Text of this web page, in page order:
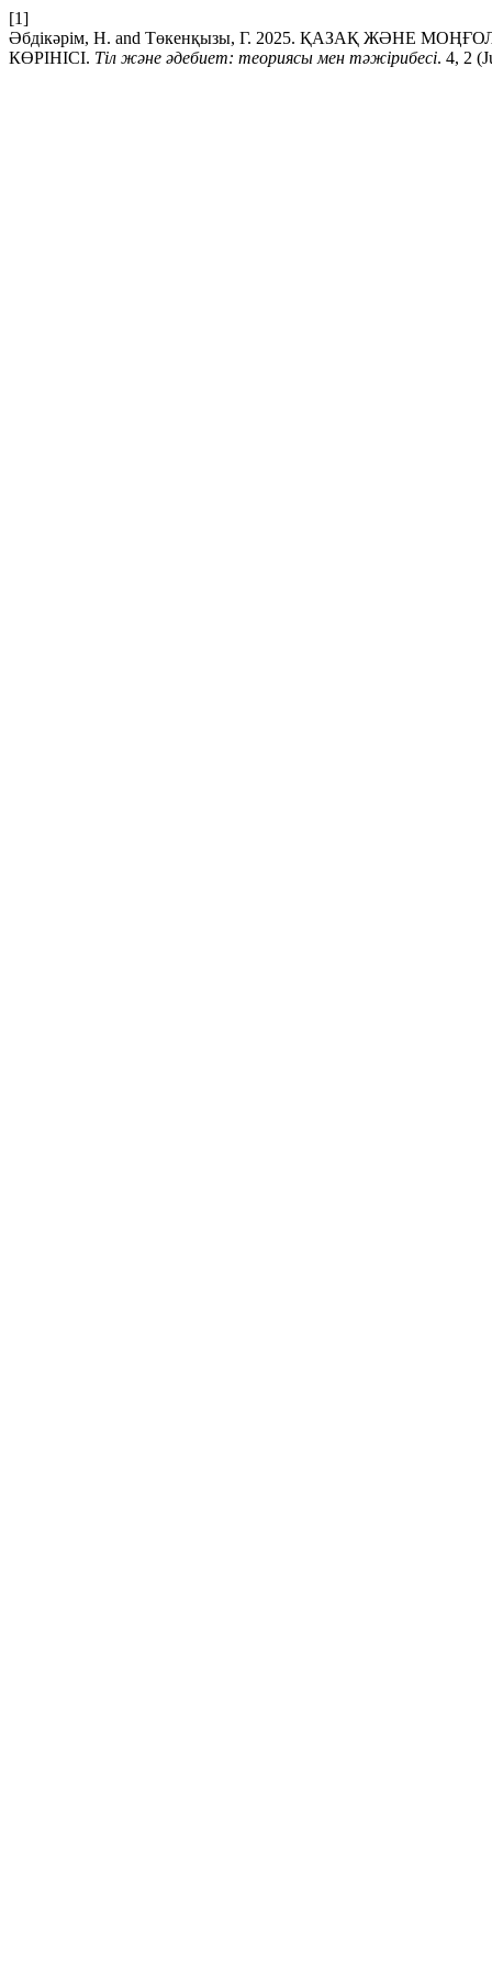
[1]
Әбдікәрім, Н. and Төкенқызы, Г. 2025. ҚАЗАҚ
КӨРІНІСІ. Тіл және әдебиет: теориясы мен тәжірибесі. 4, 2